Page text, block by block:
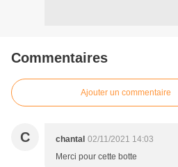
Commentaires
Ajouter un commentaire
C chantal 02/11/2021 14:03
Merci pour cette botte